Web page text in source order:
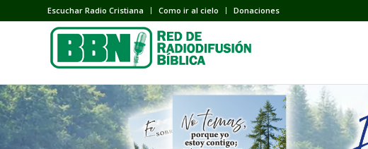
Escuchar Radio Cristiana Como ir al cielo Donaciones